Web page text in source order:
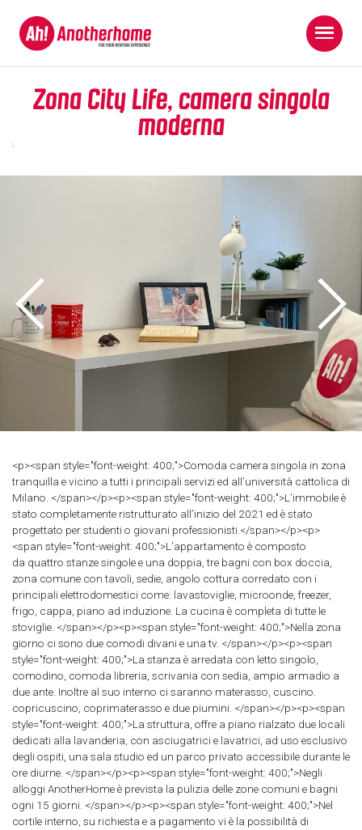
Zona City Life, camera singola
moderna
;
<p><span style="font-weight: 400;">Comoda camera singola in zona
tranquilla e vicino a tutti i principali servizi ed all’università cattolica di
Milano. </span></p><p><span style="font-weight: 400;">L’immobile è
stato completamente ristrutturato all’inizio del 2021 ed è stato
progettato per studenti o giovani professionisti.</span></p><p>
<span style="font-weight: 400;">L'appartamento è composto
da quattro stanze singole e una doppia, tre bagni con box doccia,
zona comune con tavoli, sedie, angolo cottura corredato con i
principali elettrodomestici come: lavastoviglie, microonde, freezer,
frigo, cappa, piano ad induzione. La cucina è completa di tutte le
stoviglie. </span></p><p><span style="font-weight: 400;">Nella zona
giorno ci sono due comodi divani e una tv. </span></p><p><span
style="font-weight: 400;">La stanza è arredata con letto singolo,
comodino, comoda libreria, scrivania con sedia, ampio armadio a
due ante. Inoltre al suo interno ci saranno materasso, cuscino.
copricuscino, coprimaterasso e due piumini. </span></p><p><span
style="font-weight: 400;">La struttura, offre a piano rialzato due locali
dedicati alla lavanderia, con asciugatrici e lavatrici, ad uso esclusivo
degli ospiti, una sala studio ed un parco privato accessibile durante le
ore diurne. </span></p><p><span style="font-weight: 400;">Negli
alloggi AnotherHome è prevista la pulizia delle zone comuni e bagni
ogni 15 giorni. </span></p><p><span style="font-weight: 400;">Nel
cortile interno, su richiesta e a pagamento vi è la possibilità di